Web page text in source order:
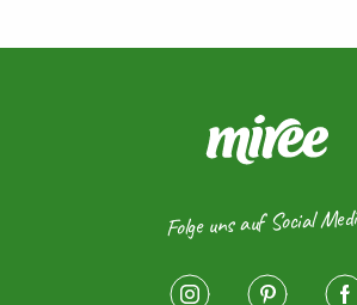
Folge uns auf Social